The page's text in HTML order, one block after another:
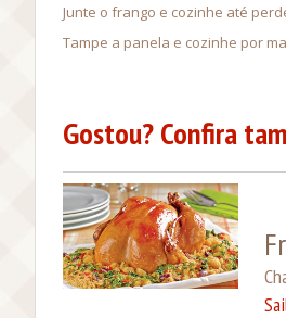
Junte o frango e cozinhe até
Tampe a panela e cozinhe por
Gostou? Confira